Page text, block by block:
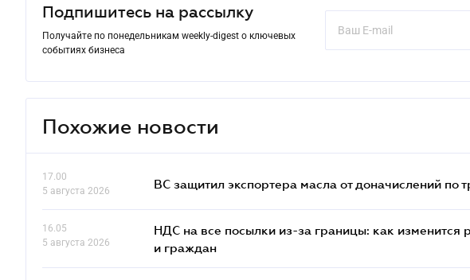
Подпишитесь на рассылку
Получайте по понедельникам weekly-digest о ключевых
событиях бизнеса
Похожие новости
17.00
5 августа 2026
ВС защитил экспортера масла от доначислений по
16.05
5 августа 2026
НДС на все посылки из-за границы: как изменится
и граждан